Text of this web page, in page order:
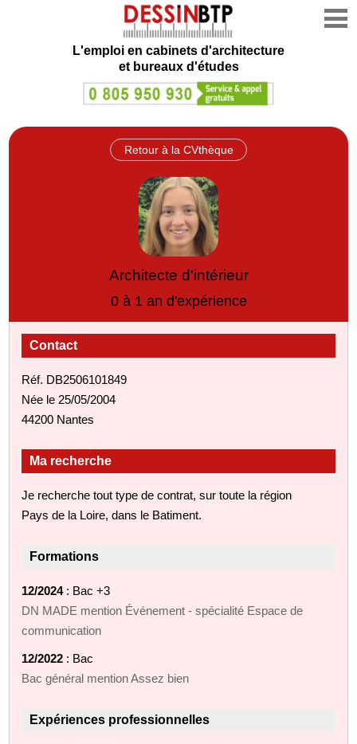
L'emploi en cabinets d'architecture
et bureaux d'études
Retour à la CVthèque
Architecte d'intérieur
0 à 1 an d'expérience
Contact
Réf. DB2506101849
Née le 25/05/2004
44200 Nantes
Ma recherche
Je recherche tout type de contrat, sur toute la région
Pays de la Loire, dans le Batiment.
Formations
12/2024: Bac +3
DN MADE mention Événement - spécialité Espace de
communication
12/2022 : Bac
Bac général mention Assez bien
Expériences professionnelles